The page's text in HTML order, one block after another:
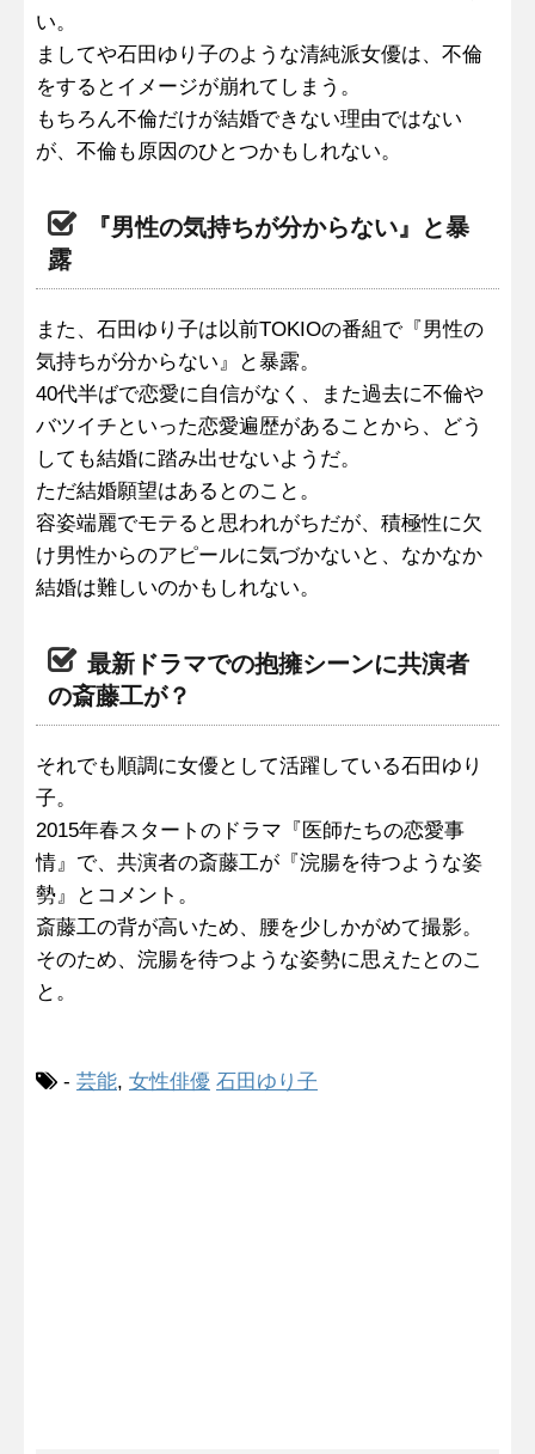
い。
ましてや石田ゆり子のような清純派女優は、不倫
をするとイメージが崩れてしまう。
もちろん不倫だけが結婚できない理由ではない
が、不倫も原因のひとつかもしれない。
『男性の気持ちが分からない』と暴
露
また、石田ゆり子は以前TOKIOの番組で『男性の
気持ちが分からない』と暴露。
40代半ばで恋愛に自信がなく、また過去に不倫や
バツイチといった恋愛遍歴があることから、どう
しても結婚に踏み出せないようだ。
ただ結婚願望はあるとのこと。
容姿端麗でモテると思われがちだが、積極性に欠
け男性からのアピールに気づかないと、なかなか
結婚は難しいのかもしれない。
最新ドラマでの抱擁シーンに共演者
の斎藤工が？
それでも順調に女優として活躍している石田ゆり
子。
2015年春スタートのドラマ『医師たちの恋愛事
情』で、共演者の斎藤工が『浣腸を待つような姿
勢』とコメント。
斎藤工の背が高いため、腰を少しかがめて撮影。
そのため、浣腸を待つような姿勢に思えたとのこ
と。
- 芸能, 女性俳優 石田ゆり子